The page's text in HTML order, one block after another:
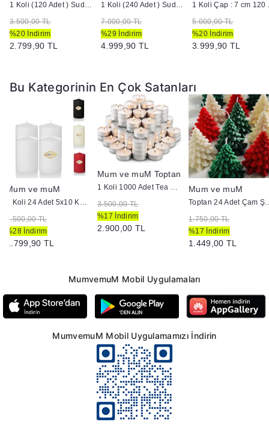
1 Koli (120 Adet ) Suda Yüzen Mum
3.500,00 TL
%20 İndirim
2.799,90 TL
1 Koli (240 Adet ) Suda Yüzen Mum
7.000,00 TL
%29 İndirim
4.999,90 TL
1 Koli
5.000,00 TL
%20 İndirim
3.999,90 TL
Bu Kategorinin En Çok Satanları
Mum ve muM
1 Koli 24 Adet 5x10 Kütük Mum
2.500,00 TL
%28 İndirim
1.799,90 TL
Mum ve muM Toptan
1 Koli 1000 Adet Tea Light Mum 3+ Saat Yanma
3.500,00 TL
%17 İndirim
2.900,00 TL
Mum ve muM
Toptan 24 Adet
1.750,00 TL
%17 İndirim
1.449,00 TL
MumvemuM Mobil Uygulamaları
MumvemuM Mobil Uygulamamızı İndirin